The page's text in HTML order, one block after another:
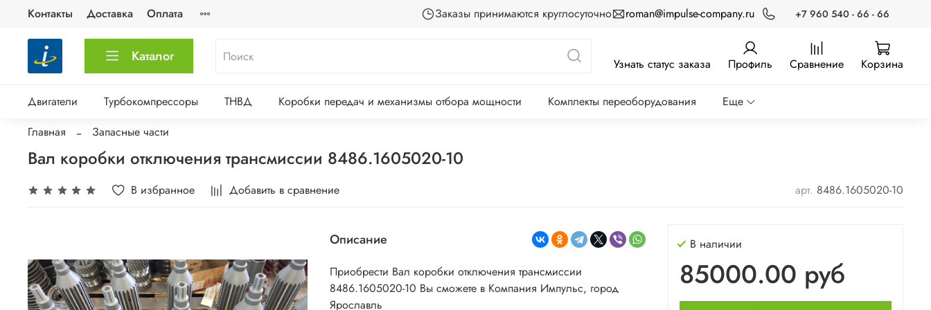
Контакты Доставка Оплата Заказы принимаются круглосуточно roman@impulse-company.ru +7 960 540 - 66 - 66
Каталог Узнать статус заказа Профиль Сравнение Корзина
Двигатели Турбокомпрессоры ТНВД Коробки передач и механизмы отбора мощности Комплекты переоборудования
Еще
Главная
Запасные части
Вал коробки отключения трансмиссии 8486.1605020-10
В избранное Добавить в сравнение арт. 8486.1605020-10
Описание
Приобрести Вал коробки отключения трансмиссии
8486.1605020-10 Вы сможете в Компания Импульс, город
Ярославль
В наличии
85000.00 руб